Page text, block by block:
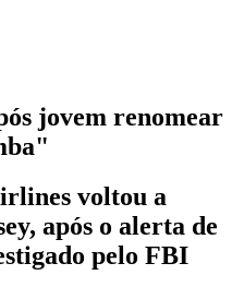
jovem renomear
voltou a
após o alerta de
pelo FBI